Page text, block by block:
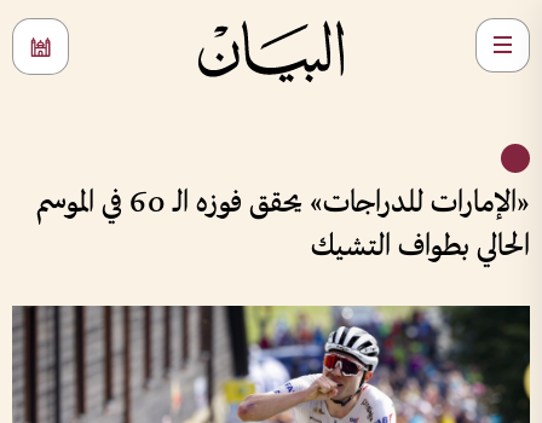
«الإمارات للدراجات» يحقق فوزه الـ 60 في الموسم
الحالي بطواف التشيك